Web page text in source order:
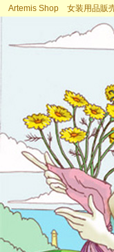
Artemis Shop 女装用品販